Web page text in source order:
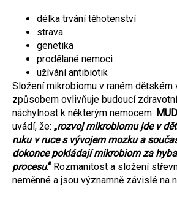
délka trvání těhotenství
strava
genetika
prodělané nemoci
užívání antibiotik
Složení mikrobiomu v raném dětském
způsobem ovlivňuje budoucí
náchylnost k některým nemocem.
uvádí, že: „rozvoj mikrobiomu jde v
ruku v ruce s vývojem mozku a
dokonce pokládají mikrobiom za
procesu.“Rozmanitost a složení
neměnné a jsou významně závislé na